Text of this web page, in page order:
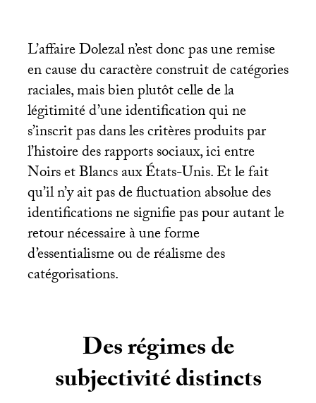
L’affaire Dolezal n’est donc pas une remise
en cause du caractère construit de catégories
raciales, mais bien plutôt celle de la
légitimité d’une identification qui ne
s’inscrit pas dans les critères produits par
l’histoire des rapports sociaux, ici entre
Noirs et Blancs aux États-Unis. Et le fait
qu’il n’y ait pas de fluctuation absolue des
identifications ne signifie pas pour autant le
retour nécessaire à une forme
d’essentialisme ou de réalisme des
catégorisations.
Des régimes de
subjectivité distincts